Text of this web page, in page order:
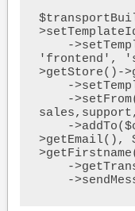
'frontend',
>getStore()-
>getEmail(),
-